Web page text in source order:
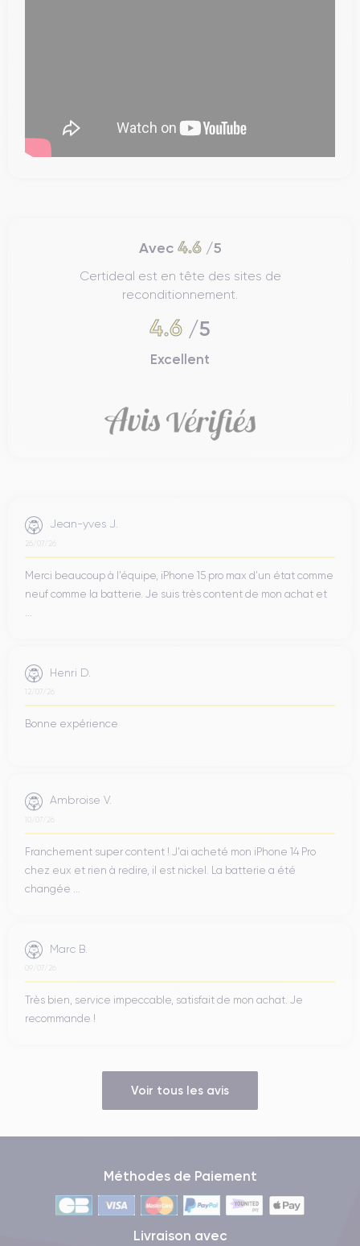
Avec 4.6/5
Certideal est en tête des sites de
reconditionnement.
4.6 /5
Excellent
Jean-yves J.
26/07/26
Merci beaucoup à l’équipe, iPhone 15 pro max d’un état comme
neuf comme la batterie. Je suis très content de mon achat et
Henri D.
12/07/26
Bonne expérience
Ambroise V.
10/07/26
Franchement super content ! J'ai acheté mon iPhone 14 Pro
chez eux et rien à redire, il est nickel. La batterie a été
changée ...
Marc B.
09/07/26
Très bien, service impeccable, satisfait de mon achat. Je
recommande !
Voir tous les avis
Méthodes de Paiement
Livraison avec